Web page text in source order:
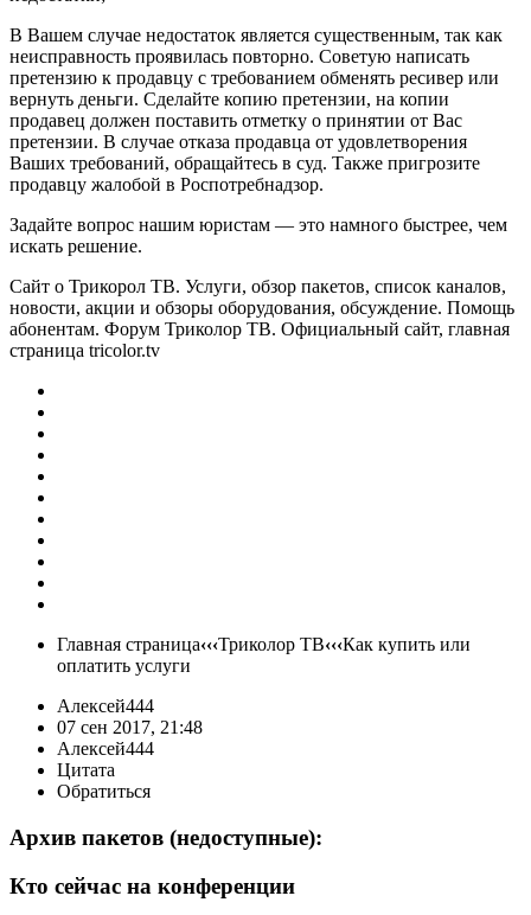
В Вашем случае недостаток является существенным, так как
неисправность проявилась повторно. Советую написать
претензию к продавцу с требованием обменять ресивер или
вернуть деньги. Сделайте копию претензии, на копии
продавец должен поставить отметку о принятии от Вас
претензии. В случае отказа продавца от удовлетворения
Ваших требований, обращайтесь в суд. Также пригрозите
продавцу жалобой в Роспотребнадзор.
Задайте вопрос нашим юристам — это намного быстрее, чем
искать решение.
Сайт о Трикорол ТВ. Услуги, обзор пакетов, список каналов,
новости, акции и обзоры оборудования, обсуждение. Помощь
абонентам. Форум Триколор ТВ. Официальный сайт, главная
страница tricolor.tv
Главная страница‹‹‹Триколор ТВ‹‹‹Как купить или
оплатить услуги
Алексей444
07 сен 2017, 21:48
Алексей444
Цитата
Обратиться
Архив пакетов (недоступные):
Кто сейчас на конференции